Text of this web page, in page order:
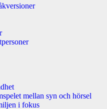
mellan syn och hörsel
i fokus